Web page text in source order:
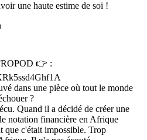
une haute estime de soi !
👉 :
dans une pièce où tout le monde
?
Quand il a décidé de créer une
notation financière en Afrique
que c'était impossible. Trop